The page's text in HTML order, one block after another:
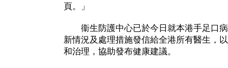
頁。」
衞生防護中心已於今日就本港手足口病
新情況及處理措施發信給全港所有醫生，
和治理，協助發布健康建議。